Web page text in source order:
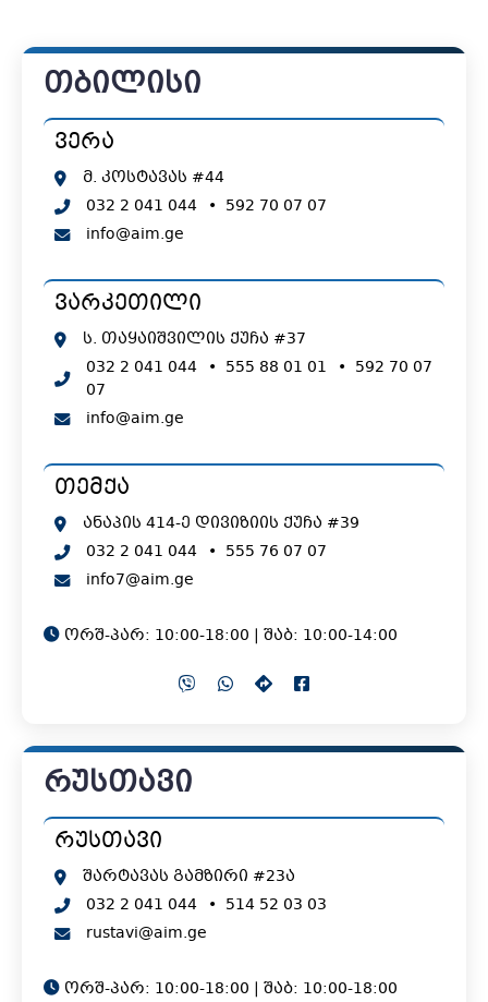
თბილისი
ვერა
მ. კოსტავას #44
032 2 041 044 • 592 70 07 07
info@aim.ge
ვარკეთილი
ს. თაყაიშვილის ქუჩა #37
032 2 041 044 • 555 88 01 01 • 592 70 07
07
info@aim.ge
თემქა
ანაპის 414-ე დივიზიის ქუჩა #39
032 2 041 044 • 555 76 07 07
info7@aim.ge
ორშ-პარ: 10:00-18:00 | შაბ: 10:00-14:00
რუსთავი
რუსთავი
შარტავას გამზირი #23ა
032 2 041 044 • 514 52 03 03
rustavi@aim.ge
ორშ-პარ: 10:00-18:00 | შაბ: 10:00-18:00